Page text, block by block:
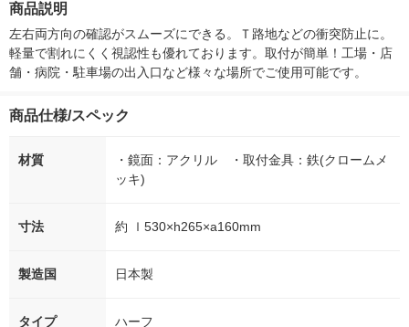
シ） オリジナル
オリジナル
商品説明
左右両方向の確認がスムーズにできる。Ｔ路地などの衝突防止に。
軽量で割れにくく視認性も優れております。取付が簡単！工場・店
舗・病院・駐車場の出入口など様々な場所でご使用可能です。
商品仕様/スペック
材質
・鏡面：アクリル ・取付金具：鉄(クロームメ
ッキ)
寸法 約 ｌ530×h265×a160mm
製造国 日本製
タイプ ハーフ